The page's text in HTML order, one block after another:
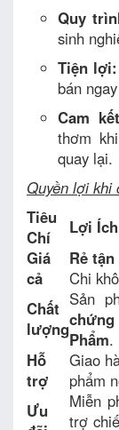
Quy
sinh
Tiện lợi:
bán
Cam
thơm
quay lại.
Quyền lợi khi
Tiêu
Chí
Lợi
Giá
cả
Rẻ
Chi
Chất
lượng
Sản
Phẩm.
Hỗ
trợ
Giao
phẩm
Ưu
Miễn
trợ